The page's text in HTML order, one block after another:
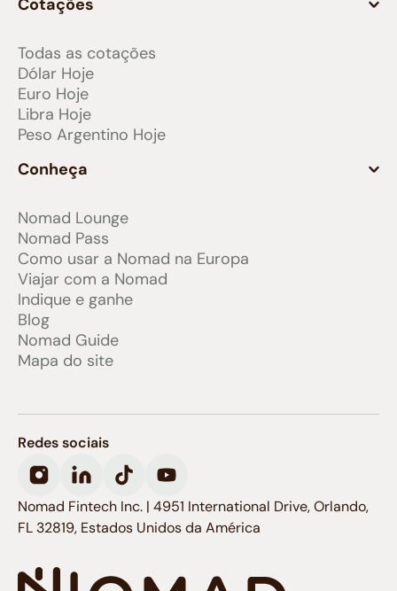
Cotações
Todas as cotações
Dólar Hoje
Euro Hoje
Libra Hoje
Peso Argentino Hoje
Conheça
Nomad Lounge
Nomad Pass
Como usar a Nomad na Europa
Viajar com a Nomad
Indique e ganhe
Blog
Nomad Guide
Mapa do site
Redes sociais
Nomad Fintech Inc. | 4951 International Drive, Orlando,
FL 32819, Estados Unidos da América